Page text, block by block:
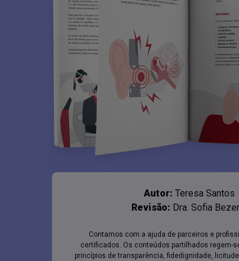
Autor: Teresa Santos
Revisão: Dra. Sofia
Contamos com a ajuda de parceiros e
certificados. Os conteúdos partilhados regem-
princípios de transparência, fidedignidade,